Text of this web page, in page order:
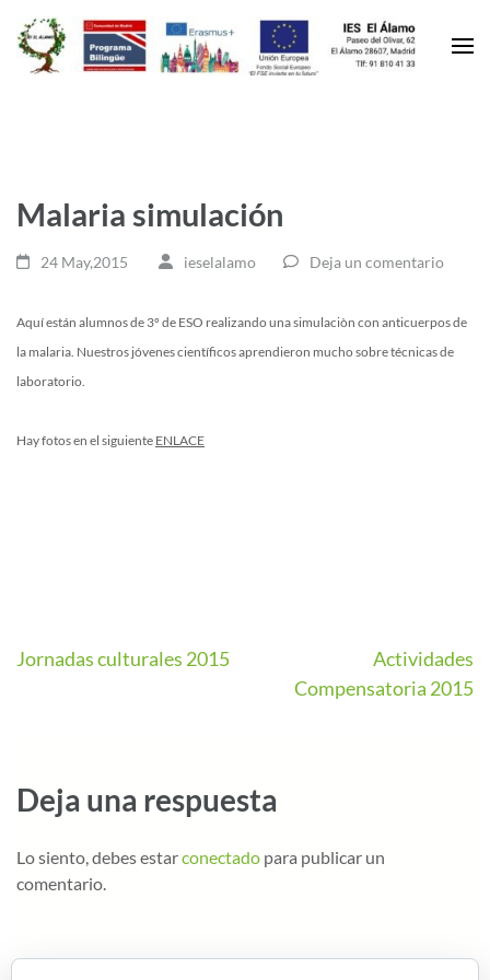
Malaria simulación
24 May,2015 ieselalamo Deja un comentario
Aquí están alumnos de 3º de ESO realizando una simulaciòn con anticuerpos de
la malaria. Nuestros jóvenes científicos aprendieron mucho sobre técnicas de
laboratorio.
Hay fotos en el siguiente ENLACE
Jornadas culturales 2015
Actividades
Compensatoria 2015
Deja una respuesta
Lo siento, debes estarconectado para publicar un
comentario.